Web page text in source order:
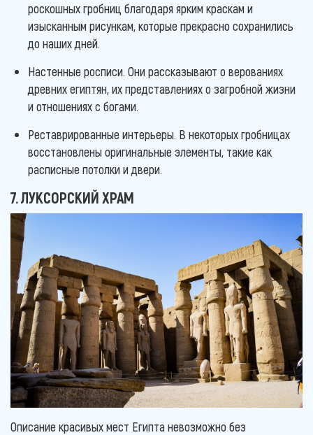
роскошных гробниц благодаря ярким краскам и
изысканным рисункам, которые прекрасно сохранились
до наших дней.
Настенные росписи. Они рассказывают о верованиях
древних египтян, их представлениях о загробной жизни
и отношениях с богами.
Реставрированные интерьеры. В некоторых гробницах
восстановлены оригинальные элементы, такие как
расписные потолки и двери.
7. ЛУКСОРСКИЙ ХРАМ
Описание красивых мест Египта невозможно без